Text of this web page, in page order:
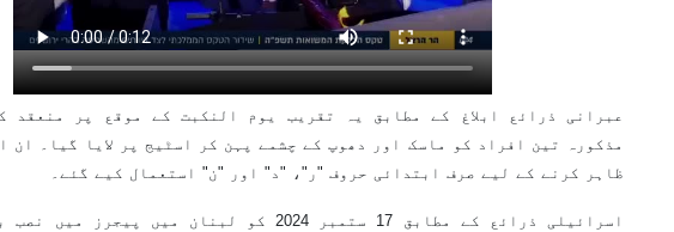
عبرانی ذرائع ابلاغ کے مطابق یہ تقریب یوم النکبت کے موقع پر منعقد
مذکورہ تین افراد کو ماسک اور دھوپ کے چشمے پہن کر اسٹیج پر لایا گیا۔ ان
ظاہر کرنے کے لیے صرف ابتدائی حروف "ر"، "د" اور "ن" استعمال کیے گئے۔
اسرائیلی ذرائع کے مطابق 17 ستمبر 2024 کو لبنان میں